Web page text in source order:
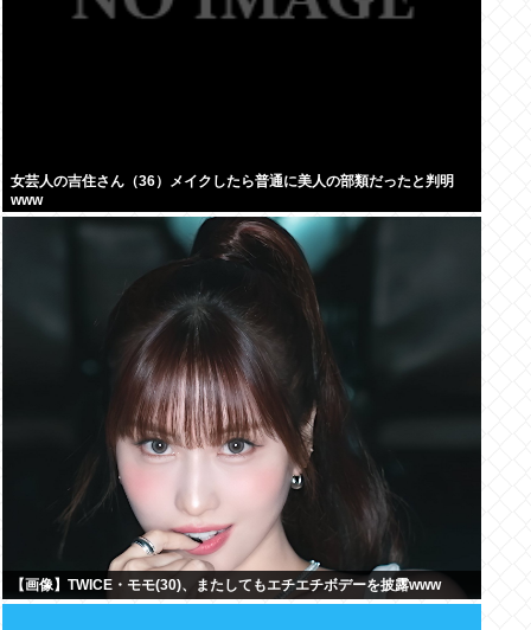
女芸人の吉住さん（36）メイクしたら普通に美人の部類だったと判明
www
【画像】TWICE・モモ(30)、またしてもエチエチボデーを披露www